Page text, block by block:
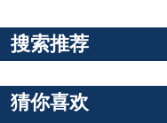
搜索推荐
猜你喜欢